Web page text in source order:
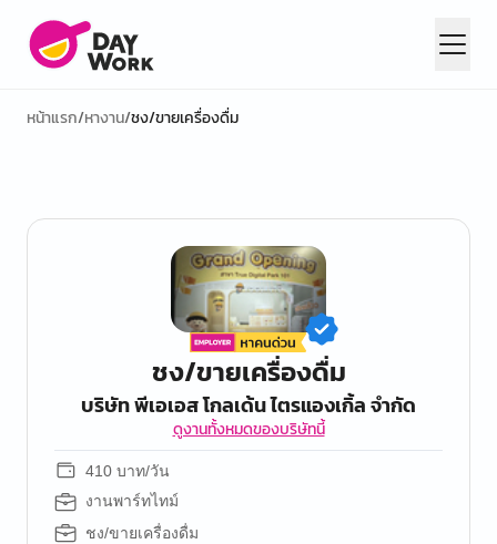
หน้าแรก/หางาน/ชง/ขายเครื่องดื่ม
ชง/ขายเครื่องดื่ม
บริษัท พีเอเอส โกลเด้น ไตรแองเกิ้ล จำกัด
ดูงานทั้งหมดของบริษัทนี้
410 บาท/วัน
งานพาร์ทไทม์
ชง/ขายเครื่องดื่ม